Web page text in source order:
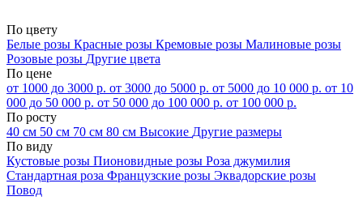
По цвету
Белые розы Красные розы Кремовые розы Малиновые розы
Розовые розы Другие цвета
По цене
от 1000 до 3000 р. от 3000 до 5000 р. от 5000 до 10 000 р. от 10
000 до 50 000 р. от 50 000 до 100 000 р. от 100 000 р.
По росту
40 см 50 см 70 см 80 см Высокие Другие размеры
По виду
Кустовые розы Пионовидные розы Роза джумилия
Стандартная роза Французские розы Эквадорские розы
Повод